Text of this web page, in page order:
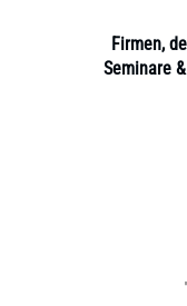
Firmen,
Seminare